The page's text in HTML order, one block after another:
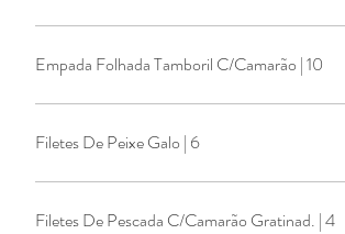
Empada Folhada Tamboril C/Camarão | 10
Filetes De Peixe Galo | 6
Filetes De Pescada C/Camarão Gratinad. | 4